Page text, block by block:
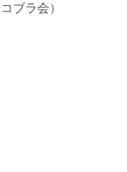
ブラ会）